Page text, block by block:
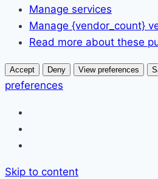
Manage services
Manage {vendor_count}
Read more about these
Accept Deny View preferences
preferences
Skip to content